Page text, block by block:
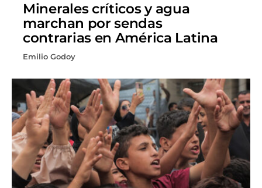
Minerales críticos y agua
marchan por sendas
contrarias en América Latina
Emilio Godoy